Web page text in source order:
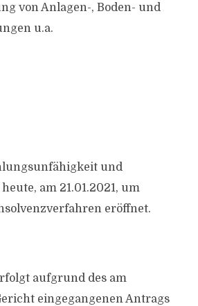
von Anlagen-, Boden- und
u.a.
und
am 21.01.2021, um
eröffnet.
aufgrund des am
eingegangenen Antrags